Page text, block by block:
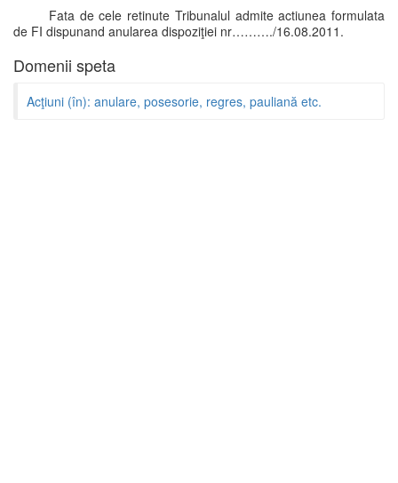
Fata de cele retinute Tribunalul admite actiunea formulata
de FI dispunand anularea dispoziţiei nr………./16.08.2011.
Domenii speta
Acţiuni (în): anulare, posesorie, regres, pauliană etc.